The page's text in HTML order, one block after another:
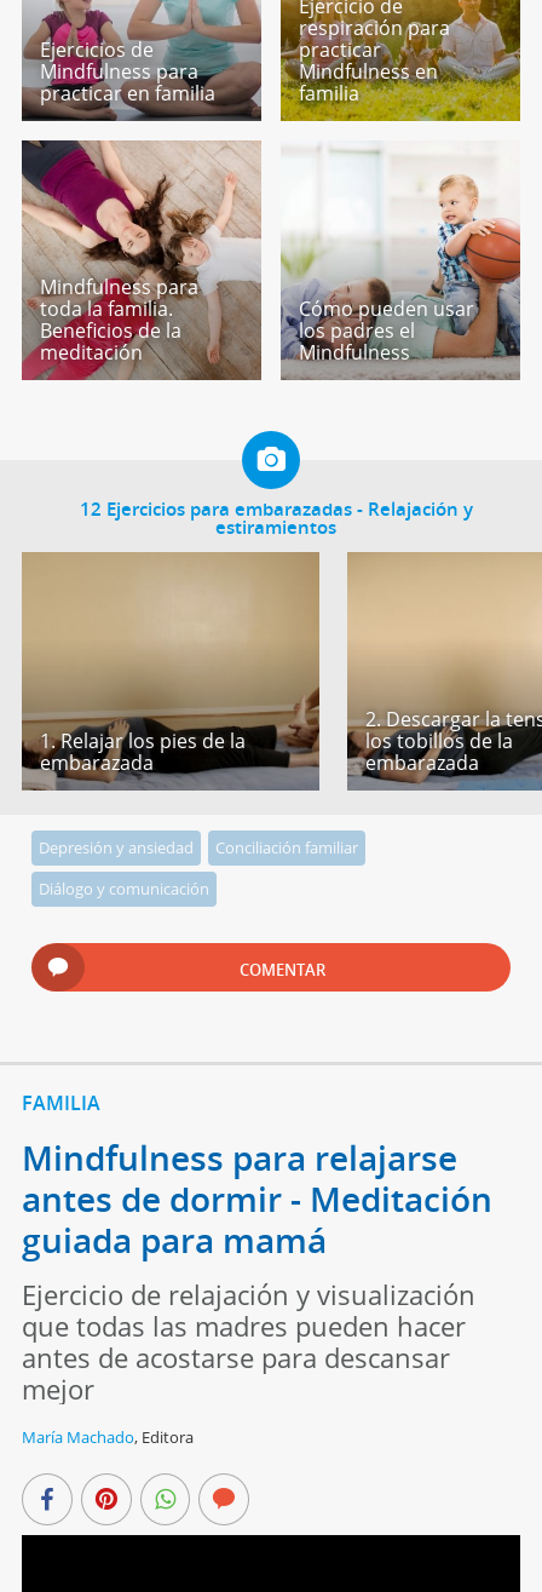
Ejercicios de
Mindfulness para
practicar en familia
Ejercicio de
respiración para
practicar
Mindfulness en
familia
Mindfulness para
toda la familia.
Beneficios de la
meditación
Cómo pueden usar
los padres el
Mindfulness
12 Ejercicios para embarazadas - Relajación y
estiramientos
1. Relajar los pies de la
embarazada
2. Descargar la
los tobillos de la
embarazada
Depresión y ansiedad
Conciliación familiar
Diálogo y comunicación
COMENTAR
FAMILIA
Mindfulness para relajarse
antes de dormir - Meditación
guiada para mamá
Ejercicio de relajación y visualización
que todas las madres pueden hacer
antes de acostarse para descansar
mejor
María Machado, Editora